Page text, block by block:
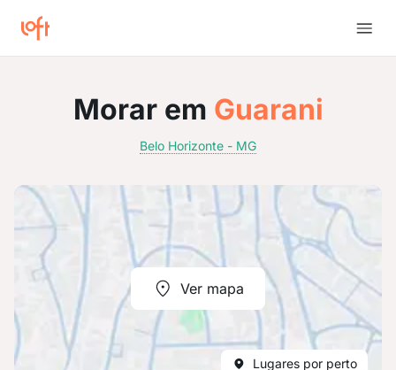
Morar em Guarani
Belo Horizonte - MG
Ver mapa
Lugares por perto